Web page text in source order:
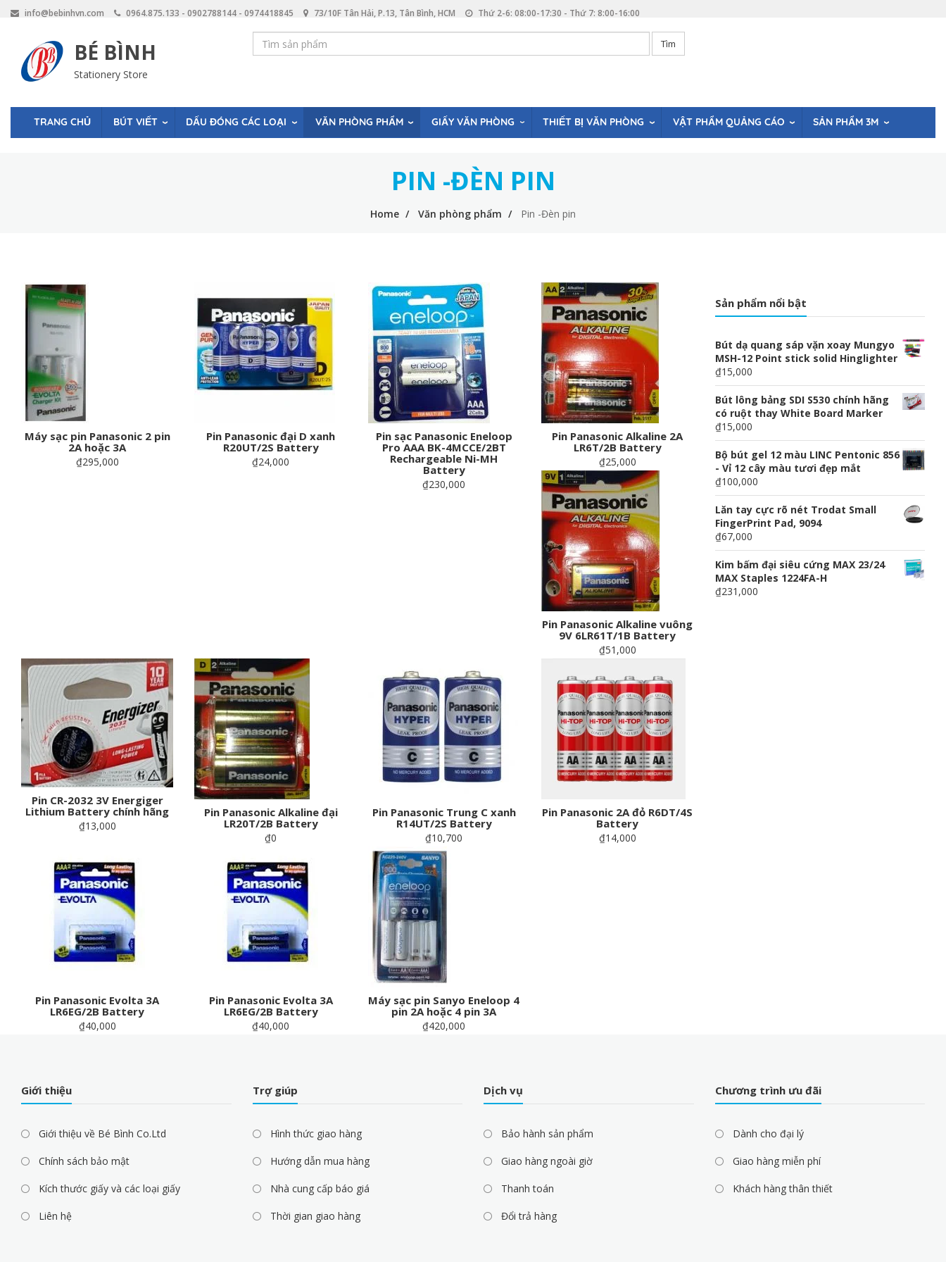
Skip
content
info@bebinhvn.com 0964.875.133 - 0902788144 - 0974418845 73/10F Tân Hải, P.13, Tân Bình, HCM Thứ 2-6: 08:00-17:30 - Thứ 7: 8:00-16:00
BÉ BÌNH
Stationery Store
Tìm
TRANG CHỦ BÚT VIẾT DẤU ĐÓNG CÁC LOẠI VĂN PHÒNG PHẨM GIẤY VĂN PHÒNG THIẾT BỊ VĂN PHÒNG VẬT PHẨM QUẢNG CÁO SẢN PHẨM 3M
PIN -ĐÈN PIN
Home Văn phòng phẩm Pin -Đèn pin
Máy sạc pin Panasonic 2 pin
2A hoặc 3A
₫295,000
Pin Panasonic đại D xanh
R20UT/2S Battery
₫24,000
Pin sạc Panasonic Eneloop
Pro AAA BK-4MCCE/2BT
Rechargeable Ni-MH
Battery
₫230,000
Pin Panasonic Alkaline 2A
LR6T/2B Battery
₫25,000
Pin Panasonic Alkaline vuông
9V 6LR61T/1B Battery
₫51,000
Pin CR-2032 3V Energiger
Lithium Battery chính hãng
₫13,000
Pin Panasonic Alkaline đại
LR20T/2B Battery
₫0
Pin Panasonic Trung C xanh
R14UT/2S Battery
₫10,700
Pin Panasonic 2A đỏ R6DT/4S
Battery
₫14,000
Pin Panasonic Evolta 3A
LR6EG/2B Battery
₫40,000
Pin Panasonic Evolta 3A
LR6EG/2B Battery
₫40,000
Máy sạc pin Sanyo Eneloop 4
pin 2A hoặc 4 pin 3A
₫420,000
Sản phẩm nổi bật
Bút dạ quang sáp vặn xoay Mungyo
MSH-12 Point stick solid Hinglighter
₫15,000
Bút lông bảng SDI S530 chính hãng
có ruột thay White Board Marker
₫15,000
Bộ bút gel 12 màu LINC Pentonic 856
- Vỉ 12 cây màu tươi đẹp mắt
₫100,000
Lăn tay cực rõ nét Trodat Small
FingerPrint Pad, 9094
₫67,000
Kim bấm đại siêu cứng MAX 23/24
MAX Staples 1224FA-H
₫231,000
Giới thiệu
Giới thiệu về Bé Bình Co.Ltd
Chính sách bảo mật
Kích thước giấy và các loại giấy
Liên hệ
Trợ giúp
Hình thức giao hàng
Hướng dẫn mua hàng
Nhà cung cấp báo giá
Thời gian giao hàng
Dịch vụ
Bảo hành sản phẩm
Giao hàng ngoài giờ
Thanh toán
Đổi trả hàng
Chương trình ưu đãi
Dành cho đại lý
Giao hàng miễn phí
Khách hàng thân thiết